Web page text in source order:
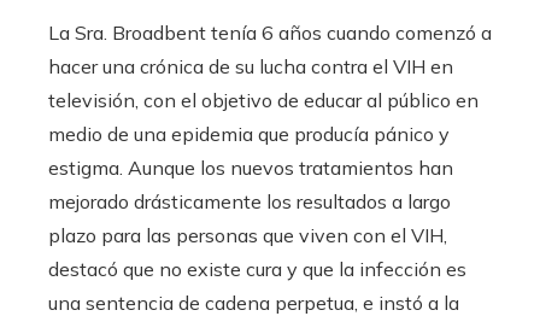
La Sra. Broadbent tenía 6 años cuando comenzó a
hacer una crónica de su lucha contra el VIH en
televisión, con el objetivo de educar al público en
medio de una epidemia que producía pánico y
estigma. Aunque los nuevos tratamientos han
mejorado drásticamente los resultados a largo
plazo para las personas que viven con el VIH,
destacó que no existe cura y que la infección es
una sentencia de cadena perpetua, e instó a la